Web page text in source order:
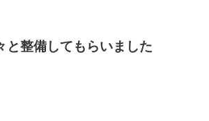
と整備してもらいました